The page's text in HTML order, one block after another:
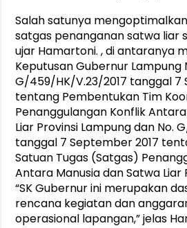
Salah satunya
satgas penanganan satwa liar
ujar Hamartoni. , di antaranya
Keputusan Gubernur Lampung
G/459/HK/V.23/2017 tanggal 7
tentang Pembentukan Tim
Penanggulangan Konflik
Liar Provinsi Lampung dan No.
tanggal 7 September 2017
Satuan Tugas (Satgas)
Antara Manusia dan Satwa Liar
“SK Gubernur ini merupakan
rencana kegiatan dan
operasional lapangan,” jelas